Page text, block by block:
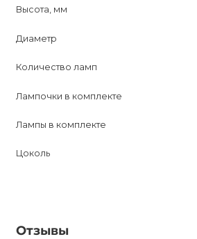
Высота, мм
Диаметр
Количество ламп
Лампочки в комплекте
Лампы в комплекте
Цоколь
Отзывы